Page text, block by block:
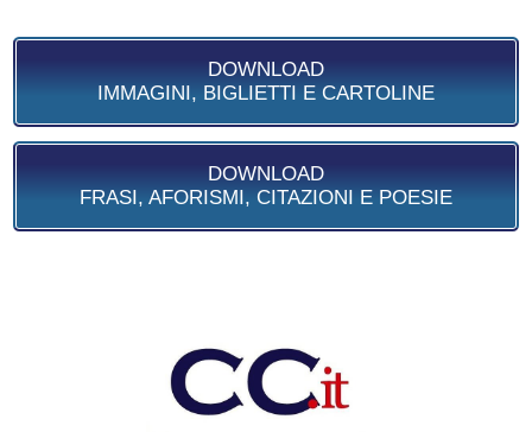
DOWNLOAD
IMMAGINI, BIGLIETTI E CARTOLINE
DOWNLOAD
FRASI, AFORISMI, CITAZIONI E POESIE